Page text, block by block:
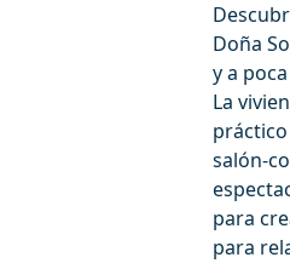
Doña
y a
La
salón-
para
para